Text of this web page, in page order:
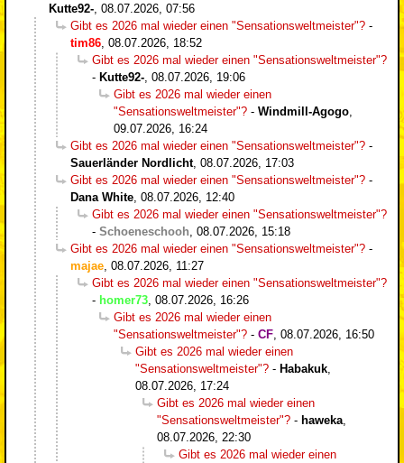
Kutte92- 08.07.2026, 07:56
Gibt es 2026 mal wieder einen "Sensationsweltmeister"? -
tim86 08.07.2026, 18:52
Gibt es 2026 mal wieder einen "Sensationsweltmeister"?
- Kutte92- 08.07.2026, 19:06
Gibt es 2026 mal wieder einen
"Sensationsweltmeister"? - Windmill-Agogo
09.07.2026, 16:24
Gibt es 2026 mal wieder einen "Sensationsweltmeister"? -
Sauerländer Nordlicht, 08.07.2026, 17:03
Gibt es 2026 mal wieder einen "Sensationsweltmeister"? -
Dana White 08.07.2026, 12:40
Gibt es 2026 mal wieder einen "Sensationsweltmeister"?
- Schoeneschooh 08.07.2026, 15:18
Gibt es 2026 mal wieder einen "Sensationsweltmeister"? -
majae 08.07.2026, 11:27
Gibt es 2026 mal wieder einen "Sensationsweltmeister"?
- homer73 08.07.2026, 16:26
Gibt es 2026 mal wieder einen
"Sensationsweltmeister"? - CF 08.07.2026, 16:50
Gibt es 2026 mal wieder einen
"Sensationsweltmeister"? - Habakuk
08.07.2026, 17:24
Gibt es 2026 mal wieder einen
"Sensationsweltmeister"? - haweka
08.07.2026, 22:30
Gibt es 2026 mal wieder einen